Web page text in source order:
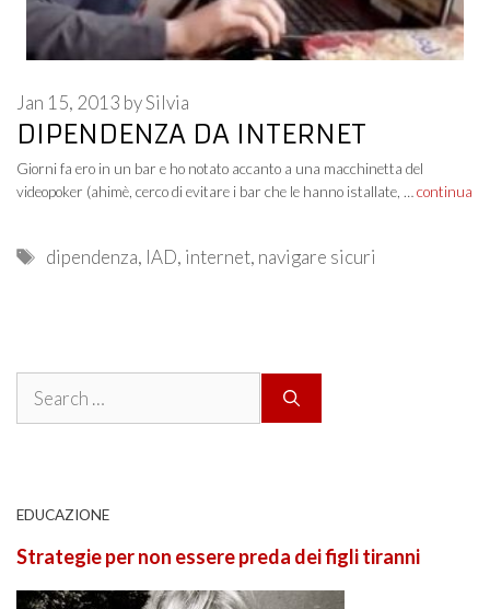
DIPENDENZA DA INTERNET
Jan 15, 2013 bySilvia
Giorni fa ero in un bar e ho notato accanto a una macchinetta del
videopoker (ahimè, cerco di evitare i bar che le hanno istallate, … continua
Tags
dipendenza, IAD, internet, navigare sicuri
Search
EDUCAZIONE
Strategie per non essere preda dei figli tiranni